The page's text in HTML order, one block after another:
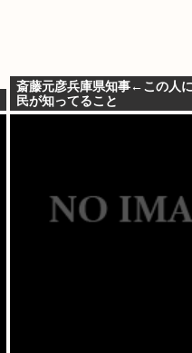
斎藤元彦兵庫県知事←この人
民が知ってること